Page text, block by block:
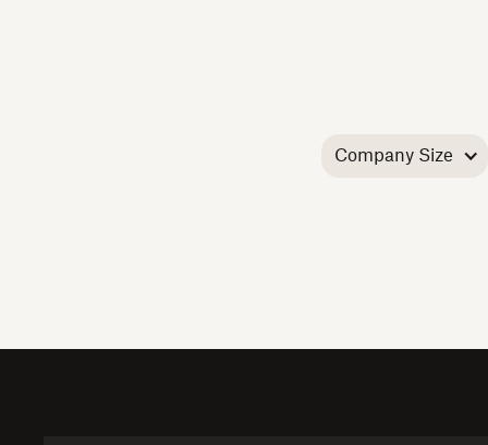
Company Size